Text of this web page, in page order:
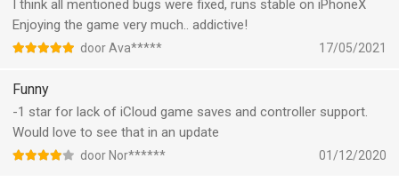
I think all mentioned bugs were fixed, runs stable on iPhoneX
Enjoying the game very much.. addictive!
door Ava***** 17/05/2021
Funny
-1 star for lack of iCloud game saves and controller support.
Would love to see that in an update
door Nor****** 01/12/2020